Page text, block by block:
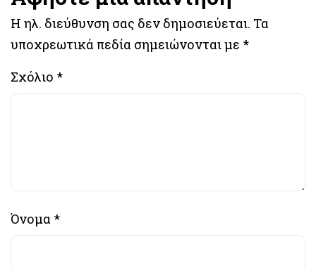
Η ηλ. διεύθυνση σας δεν δημοσιεύεται. Τα
υποχρεωτικά πεδία σημειώνονται με *
Σχόλιο *
Όνομα *